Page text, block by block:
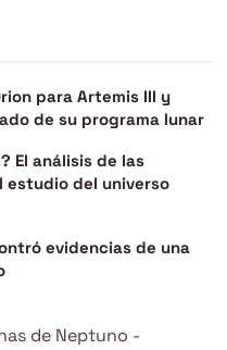
para Artemis III y
de su programa lunar
El análisis de las
estudio del universo
evidencias de una
de Neptuno -